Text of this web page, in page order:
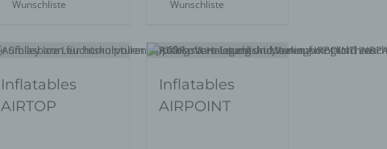
Wunschliste
Wunschliste
Inflatables
AIRTOP
Inflatables
AIRPOINT